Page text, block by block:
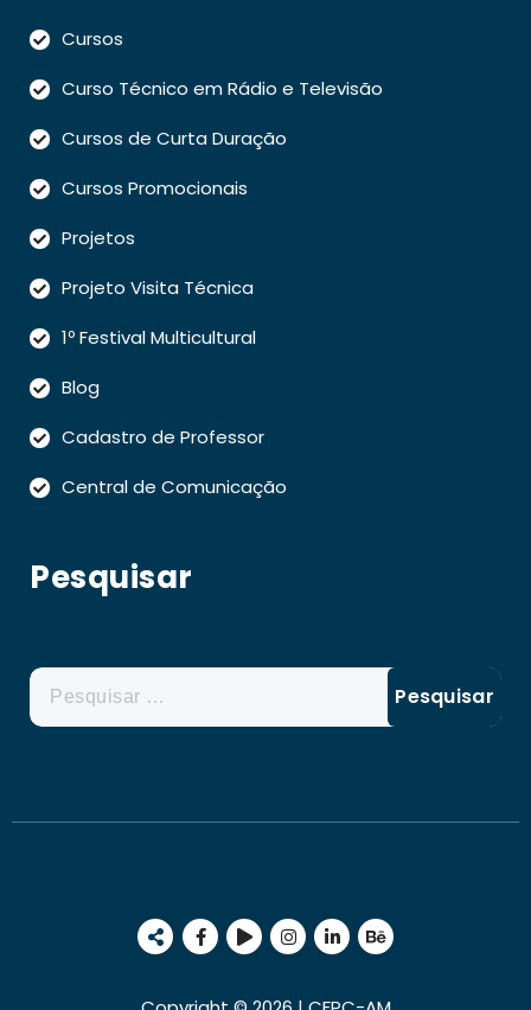
Cursos
Curso Técnico em Rádio e Televisão
Cursos de Curta Duração
Cursos Promocionais
Projetos
Projeto Visita Técnica
1º Festival Multicultural
Blog
Cadastro de Professor
Central de Comunicação
Pesquisar